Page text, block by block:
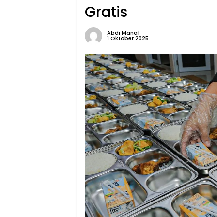
Gratis
Abdi Manaf
1 Oktober 2025